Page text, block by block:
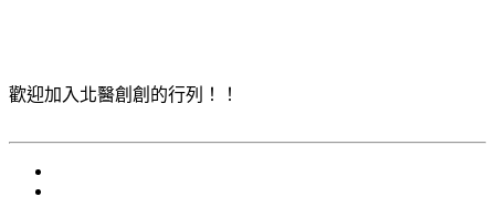
歡迎加入北醫創創的行列！！